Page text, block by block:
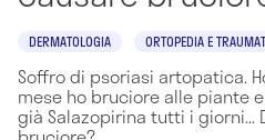
DERMATOLOGIA ORTOPEDIA E
Soffro di psoriasi artopatica.
mese ho bruciore alle piante
già Salazopirina tutti i giorni...